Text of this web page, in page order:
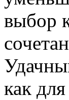
выбор
как